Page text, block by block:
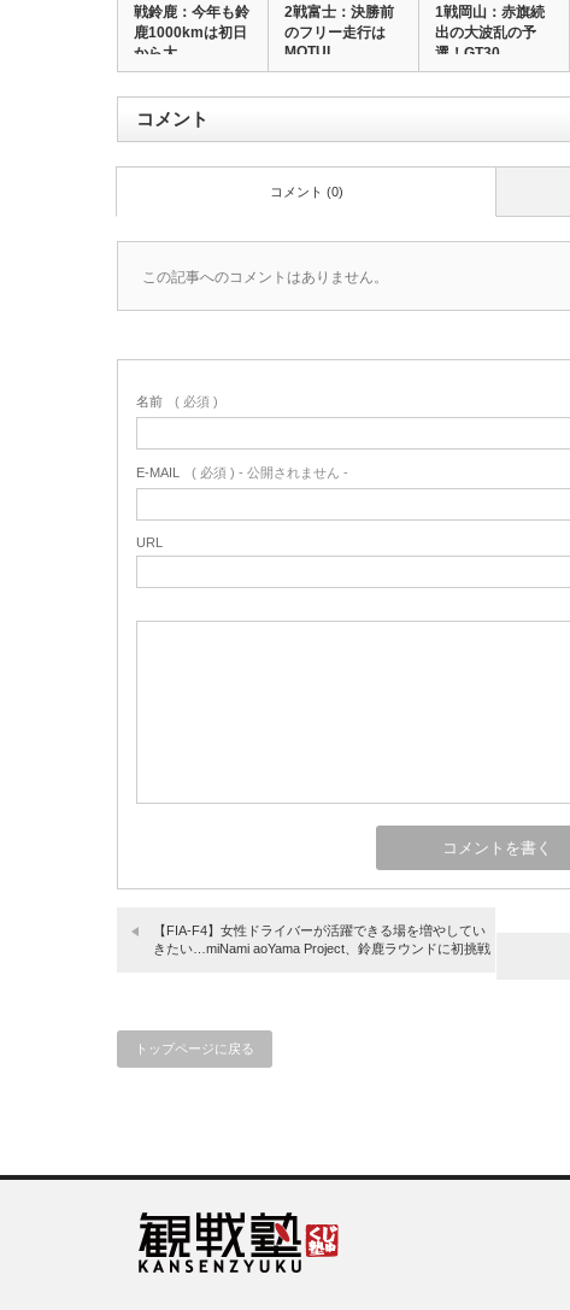
戦鈴鹿：今年も鈴
鹿1000kmは初日
から大…
2戦富士：決勝前
のフリー走行は
MOTUL …
1戦岡山：赤旗続
出の大波乱の予
選！GT30…
コメント
コメント (0)
この記事へのコメントはありません。
名前 ( 必須 )
E-MAIL ( 必須 ) - 公開されません -
URL
【FIA-F4】女性ドライバーが活躍できる場を増やしてい
きたい…miNami aoYama Project、鈴鹿ラウンドに初挑戦
トップページに戻る